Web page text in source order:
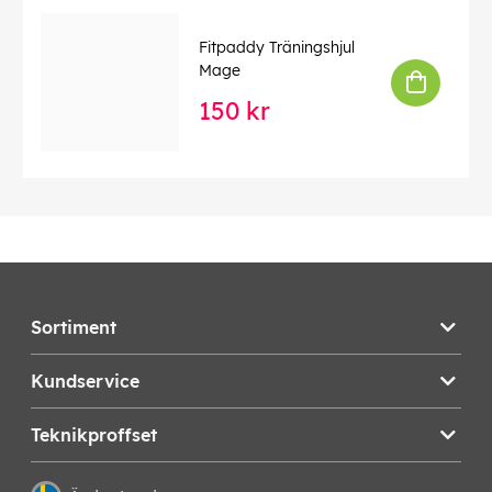
Färg: gul, orange, röd, mörkröd, svart
Storlek: 18 x 8,5 x 3 cm
Fitpaddy Träningshjul
Mage
150 kr
Sortiment
Kundservice
Teknikproffset